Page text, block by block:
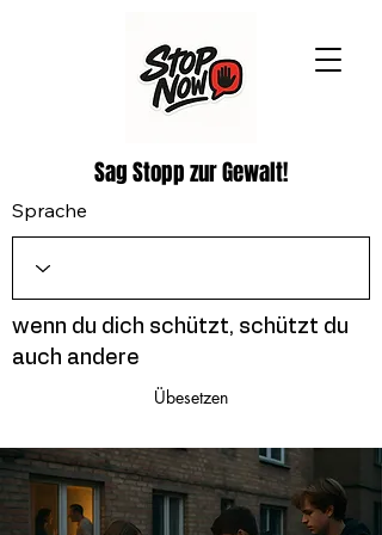
Sag Stopp zur Gewalt!
wenn du dich schützt, schützt du
auch andere
Sprache
Übesetzen